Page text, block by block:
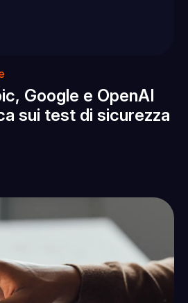
Google e OpenAI
sui test di sicurezza